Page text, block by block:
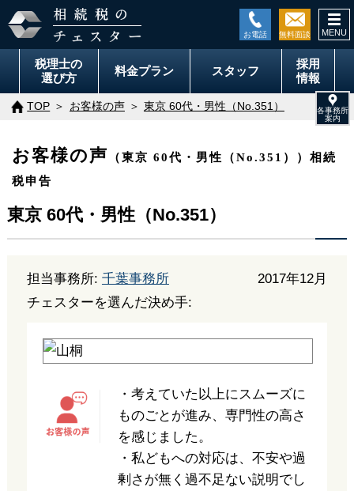
税理士の
選び方
料金プラン スタッフ
採用
情報
TOP お客様の声 東京 60代・男性（No.351）
お客様の声
（東京 60代・男性（No.351））相続
税申告
東京 60代・男性（No.351）
担当事務所: 千葉事務所
2017年12月
チェスターを選んだ決め手:
・考えていた以上にスムーズに
ものごとが進み、専門性の高さ
を感じました。
・私どもへの対応は、不安や過
剰さが無く過不足ない説明でし